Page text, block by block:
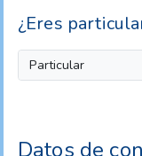
¿Eres
Particular
Datos de